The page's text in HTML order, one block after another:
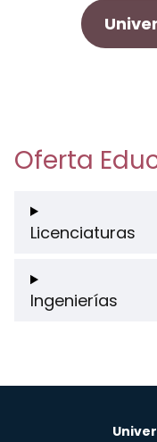
Oferta
Licenciaturas
Ingenierías